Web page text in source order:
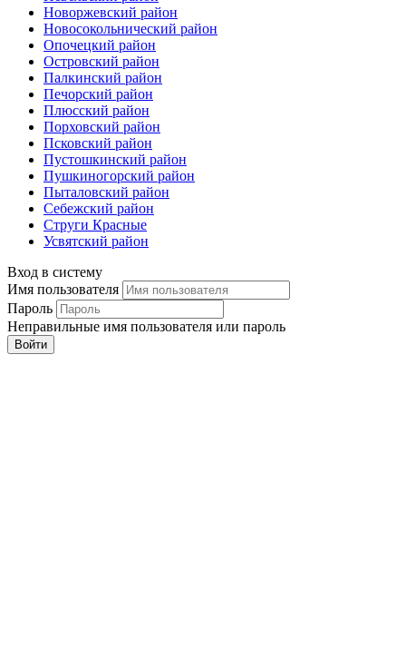
Новоржевский район
Новосокольнический район
Опочецкий район
Островский район
Палкинский район
Печорский район
Плюсский район
Порховский район
Псковский район
Пустошкинский район
Пушкиногорский район
Пыталовский район
Себежский район
Струги Красные
Усвятский район
Вход в систему
Имя пользователя
Пароль
Неправильные имя пользователя или пароль
Войти